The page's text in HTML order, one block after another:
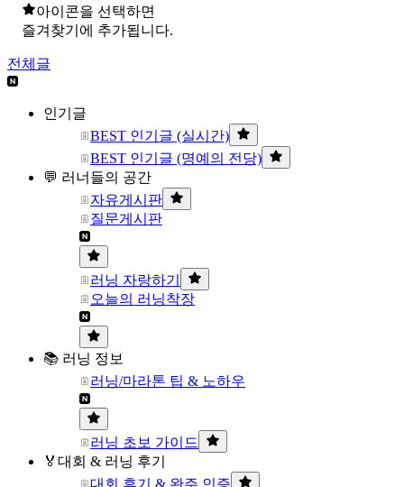
아이콘을 선택하면
즐겨찾기에 추가됩니다.
전체글
인기글
BEST 인기글 (실시간)
BEST 인기글 (명예의 전당)
💬 러너들의 공간
자유게시판
질문게시판
러닝 자랑하기
오늘의 러닝착장
📚 러닝 정보
러닝/마라톤 팁 & 노하우
러닝 초보 가이드
🏅대회 & 러닝 후기
대회 후기 & 완주 인증